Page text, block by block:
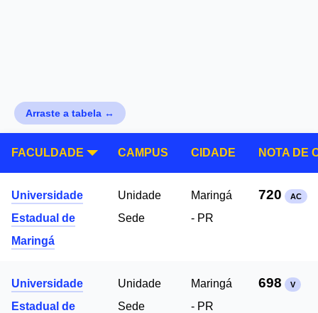
Arraste a tabela ↔
FACULDADE CAMPUS CIDADE NOTA DE
Universidade
Estadual de
Maringá
Unidade
Sede
Maringá
- PR
720 AC
Universidade
Estadual de
Unidade
Sede
Maringá
- PR
698 V